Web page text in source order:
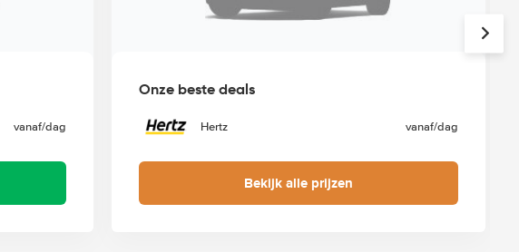
vanaf/dag
Onze beste deals
Hertz vanaf/dag
Bekijk alle prijzen